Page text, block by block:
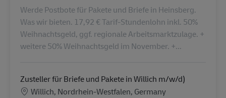
Werde Postbote für Pakete und Briefe in Heinsberg.
Was wir bieten. 17,92 € Tarif-Stundenlohn inkl. 50%
Weihnachtsgeld, ggf. regionale Arbeitsmarktzulage. +
weitere 50% Weihnachtsgeld im November. +...
Zusteller für Briefe und Pakete in Willich m/w/d)
Location
Willich, Nordrhein-Westfalen, Germany